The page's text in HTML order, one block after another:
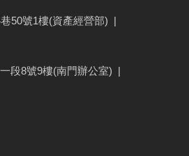
50號1樓(資產經營部) |
段8號9樓(南門辦公室) |